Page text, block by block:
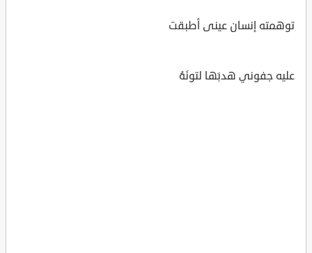
توهمته إنسان عينى أطبقت
عليه جفوني هدبَها لتونَهُ